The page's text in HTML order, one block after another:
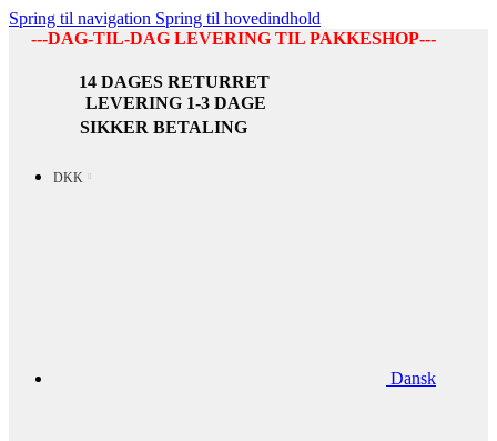
Spring til navigation Spring til hovedindhold
---DAG-TIL-DAG LEVERING TIL PAKKESHOP---
14 DAGES RETURRET
LEVERING 1-3 DAGE
SIKKER BETALING
DKK
Dansk